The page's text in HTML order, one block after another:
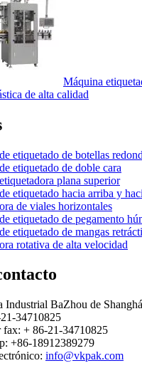
Máquina
de alta calidad
etiquetado de botellas
etiquetado de doble cara
plana superior
etiquetado hacia arriba y
de viales horizontales
etiquetado de pegamento
etiquetado de mangas
rotativa de alta velocidad
Industrial BaZhou de
34710825
fax: + 86-21-34710825
+86-18912389279
info@vkpak.com